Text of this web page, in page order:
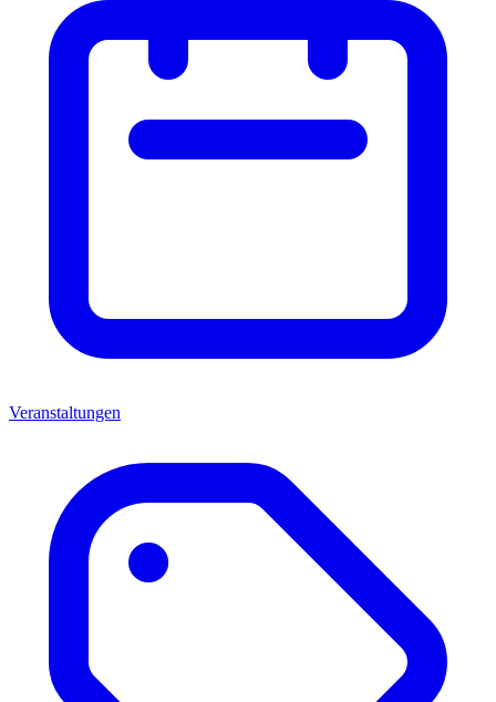
Veranstaltungen